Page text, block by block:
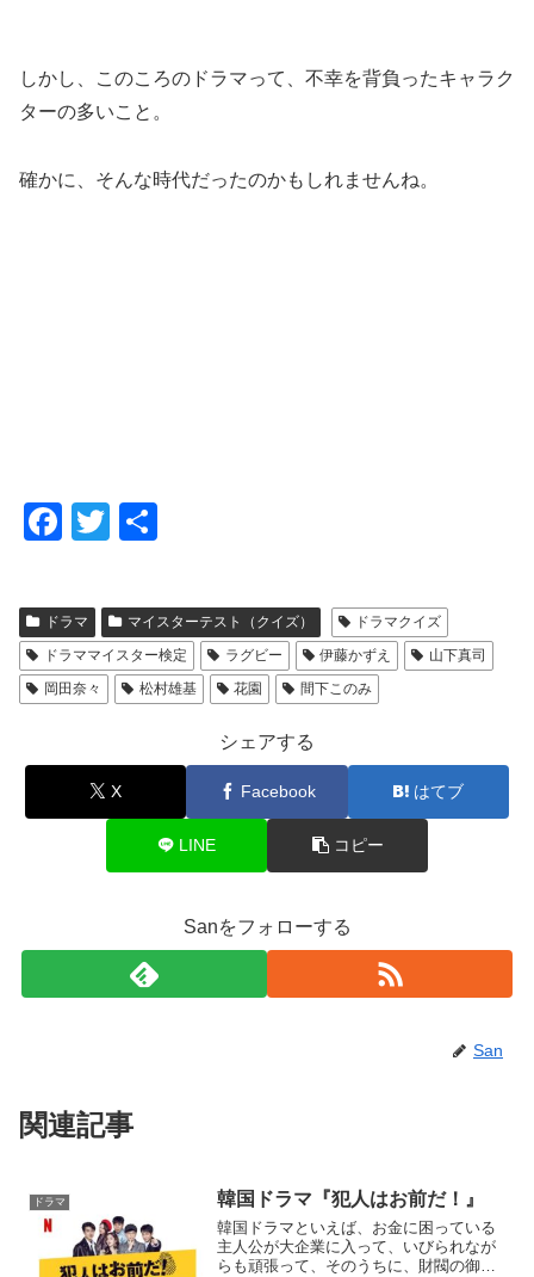
しかし、このころのドラマって、不幸を背負ったキャラク
ターの多いこと。
確かに、そんな時代だったのかもしれませんね。
F
c
e
b
o
T
tt
er
ドラマ マイスターテスト（クイズ）
ドラマクイズ
ドラママイスター検定
ラグビー 伊藤かずえ
山下真司
岡田奈々
松村雄基 花園 間下このみ
シェアする
X Facebook はてブ
LINE コピー
Sanをフォローする
San
関連記事
ドラマ 韓国ドラマ『犯人はお前だ！』
韓国ドラマといえば、お金に困っている
主人公が大企業に入って、いびられなが
らも頑張って、そのうちに、財閥の御曹